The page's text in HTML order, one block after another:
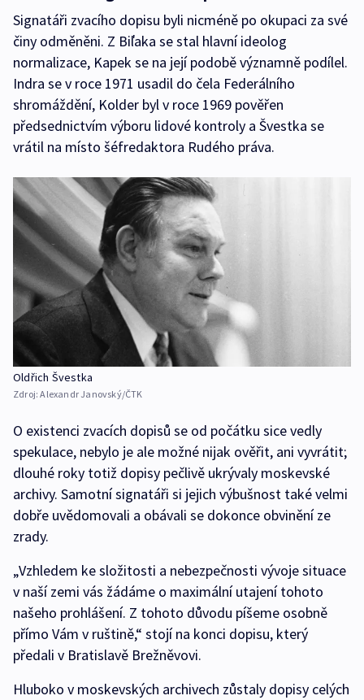
Signatáři zvacího dopisu byli nicméně po okupaci za své
činy odměněni. Z Biľaka se stal hlavní ideolog
normalizace, Kapek se na její podobě významně podílel.
Indra se v roce 1971 usadil do čela Federálního
shromáždění, Kolder byl v roce 1969 pověřen
předsednictvím výboru lidové kontroly a Švestka se
vrátil na místo šéfredaktora Rudého práva.
Oldřich Švestka
Zdroj:Alexandr Janovský/ČTK
O existenci zvacích dopisů se od počátku sice vedly
spekulace, nebylo je ale možné nijak ověřit, ani vyvrátit;
dlouhé roky totiž dopisy pečlivě ukrývaly moskevské
archivy. Samotní signatáři si jejich výbušnost také velmi
dobře uvědomovali a obávali se dokonce obvinění ze
zrady.
„Vzhledem ke složitosti a nebezpečnosti vývoje situace
v naší zemi vás žádáme o maximální utajení tohoto
našeho prohlášení. Z tohoto důvodu píšeme osobně
přímo Vám v ruštině,“ stojí na konci dopisu, který
předali v Bratislavě Brežněvovi.
Hluboko v moskevských archivech zůstaly dopisy celých